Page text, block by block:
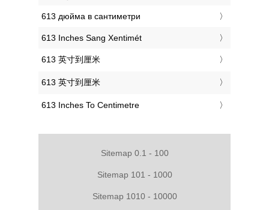
‎613 дюйма в сантиметри
‎613 Inches Sang Xentimét
‎613 英寸到厘米
‎613 英寸到厘米
‎613 Inches To Centimetre
Sitemap 0.1 - 100
Sitemap 101 - 1000
Sitemap 1010 - 10000